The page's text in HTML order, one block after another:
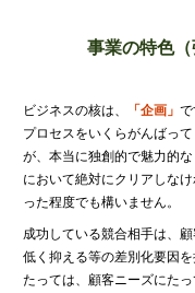
事業の特色（
ビジネスの核は、 「企画」
プロセスをいくらがんばっ
が、本当に独創的で魅力的
において絶対にクリアしな
った程度でも構いません。
成功している競合相手は、
低く抑える等の差別化要因
たっては、顧客ニーズにた